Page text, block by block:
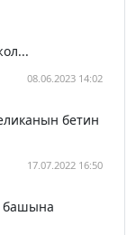
08.06.2023 14:02
бетин
17.07.2022 16:50
башына